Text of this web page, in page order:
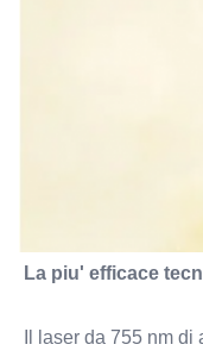
La piu' efficace
Il laser da 755 nm